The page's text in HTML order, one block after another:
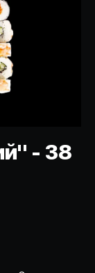
- 38